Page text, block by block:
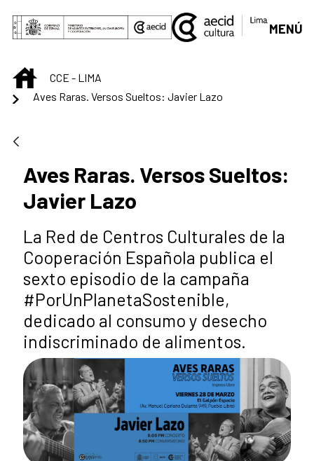
Saltar al contenido principal
MENÚ
INICIOCCE - LIMA
Aves Raras. Versos Sueltos: Javier Lazo
Aves Raras. Versos Sueltos:
Javier Lazo
La Red de Centros Culturales de la
Cooperación Española publica el
sexto episodio de la campaña
#PorUnPlanetaSostenible,
dedicado al consumo y desecho
indiscriminado de alimentos.